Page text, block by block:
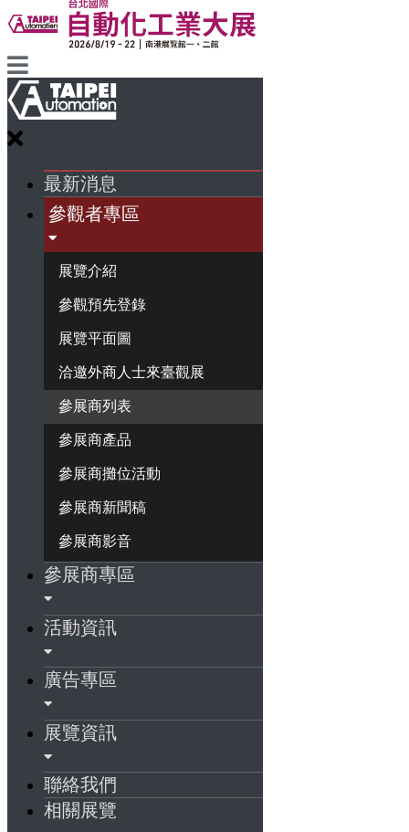
最新消息
參觀者專區
展覽介紹
參觀預先登錄
展覽平面圖
洽邀外商人士來臺觀展
參展商列表
參展商產品
參展商攤位活動
參展商新聞稿
參展商影音
參展商專區
活動資訊
廣告專區
展覽資訊
聯絡我們
相關展覽